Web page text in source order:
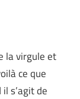
la virgule et
ce que
s’agit de